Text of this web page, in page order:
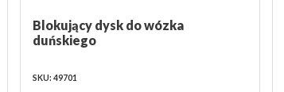
Blokujący dysk do wózka
duńskiego
SKU: 49701